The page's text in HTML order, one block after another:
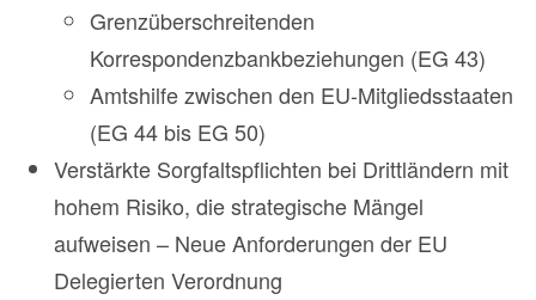
Grenzüberschreitenden
Korrespondenzbankbeziehungen (EG 43)
Amtshilfe zwischen den EU-Mitgliedsstaaten
(EG 44 bis EG 50)
Verstärkte Sorgfaltspflichten bei Drittländern mit
hohem Risiko, die strategische Mängel
aufweisen – Neue Anforderungen der EU
Delegierten Verordnung